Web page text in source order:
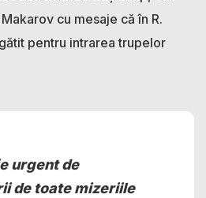
cu mesaje că în R.
pentru intrarea trupelor
urgent de
de toate mizeriile